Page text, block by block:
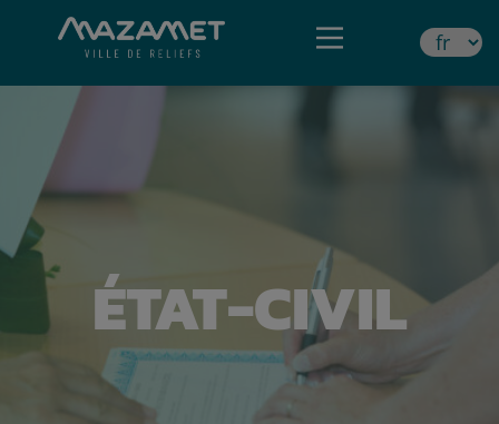
ÉTAT-CIVIL